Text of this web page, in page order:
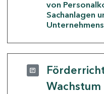
von
Sachanlagen
Wachstum